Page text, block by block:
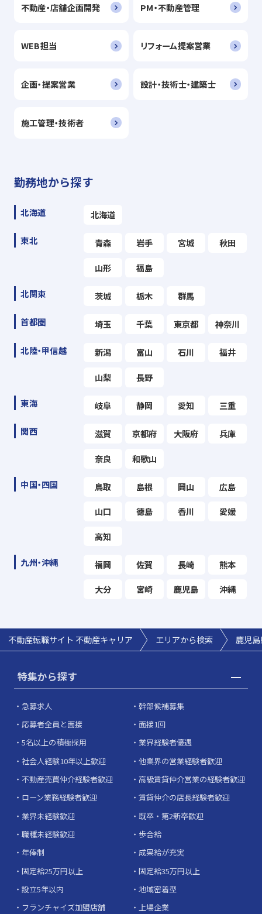
不動産・店舗企画開発 PM・不動産管理
WEB担当 リフォーム提案営業
企画・提案営業 設計・技術士・建築士
施工管理・技術者
勤務地から探す
北海道 北海道
東北 青森 岩手 宮城 秋田
山形 福島
北関東 茨城 栃木 群馬
首都圏 埼玉 千葉 東京都 神奈川
北陸・甲信越 新潟 富山 石川 福井
山梨 長野
東海 岐阜 静岡 愛知 三重
関西 滋賀 京都府 大阪府 兵庫
奈良 和歌山
中国・四国 鳥取 島根 岡山 広島
山口 徳島 香川 愛媛
高知
九州・沖縄 福岡 佐賀 長崎 熊本
大分 宮崎 鹿児島 沖縄
不動産転職サイト 不動産キャリア エリアから検索 鹿児
特集から探す
急募求人
幹部候補募集
応募者全員と面接
面接1回
5名以上の積極採用
業界経験者優遇
社会人経験10年以上歓迎
他業界の営業経験者歓迎
不動産売買仲介経験者歓迎
高級賃貸仲介営業の経験者歓迎
ローン業務経験者歓迎
賃貸仲介の店長経験者歓迎
業界未経験歓迎
既卒・第2新卒歓迎
職種未経験歓迎
歩合給
年俸制
成果給が充実
固定給25万円以上
固定給35万円以上
設立5年以内
地域密着型
フランチャイズ加盟店舗
上場企業